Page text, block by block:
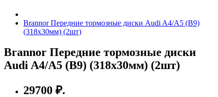
Brannor Передние тормозные диски Audi A4/A5 (B9)
(318x30мм) (2шт)
Brannor Передние тормозные диски
Audi A4/A5 (B9) (318x30мм) (2шт)
29700 ₽.